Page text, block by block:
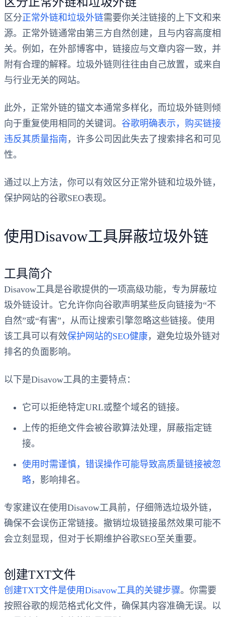
区分正常外链和垃圾外链需要你关注链接的上下文和来
源。正常外链通常由第三方自然创建，且与内容高度相
关。例如，在外部博客中，链接应与文章内容一致，并
附有合理的解释。垃圾外链则往往由自己放置，或来自
与行业无关的网站。
此外，正常外链的锚文本通常多样化，而垃圾外链则倾
向于重复使用相同的关键词。 谷歌明确表示，购买链接
违反其质量指南 ，许多公司因此失去了搜索排名和可见
性。
通过以上方法，你可以有效区分正常外链和垃圾外链，
保护网站的谷歌SEO表现。
使用Disavow工具屏蔽垃圾外链
工具简介
Disavow工具是谷歌提供的一项高级功能，专为屏蔽垃
圾外链设计。它允许你向谷歌声明某些反向链接为“不
自然”或“有害”，从而让搜索引擎忽略这些链接。使用
该工具可以有效保护网站的SEO健康，避免垃圾外链对
排名的负面影响。
以下是Disavow工具的主要特点：
它可以拒绝特定URL或整个域名的链接。
上传的拒绝文件会被谷歌算法处理，屏蔽指定链
接。
使用时需谨慎，错误操作可能导致高质量链接被忽
略，影响排名。
专家建议在使用Disavow工具前，仔细筛选垃圾外链，
确保不会误伤正常链接。撤销垃圾链接虽然效果可能不
会立刻显现，但对于长期维护谷歌SEO至关重要。
创建TXT文件
创建TXT文件是使用Disavow工具的关键步骤。你需要
按照谷歌的规范格式化文件，确保其内容准确无误。以